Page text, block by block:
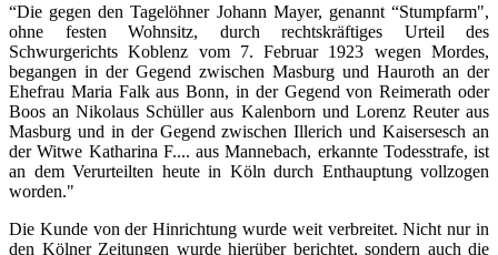
“Die gegen den Tagelöhner Johann Mayer, genannt “Stumpfarm",
ohne festen Wohnsitz, durch rechtskräftiges Urteil des
Schwurgerichts Koblenz vom 7. Februar 1923 wegen Mordes,
begangen in der Gegend zwischen Masburg und Hauroth an der
Ehefrau Maria Falk aus Bonn, in der Gegend von Reimerath oder
Boos an Nikolaus Schüller aus Kalenborn und Lorenz Reuter aus
Masburg und in der Gegend zwischen Illerich und Kaisersesch an
der Witwe Katharina F.... aus Mannebach, erkannte Todesstrafe, ist
an dem Verurteilten heute in Köln durch Enthauptung vollzogen
worden."
Die Kunde von der Hinrichtung wurde weit verbreitet. Nicht nur in
den Kölner Zeitungen wurde hierüber berichtet, sondern auch die